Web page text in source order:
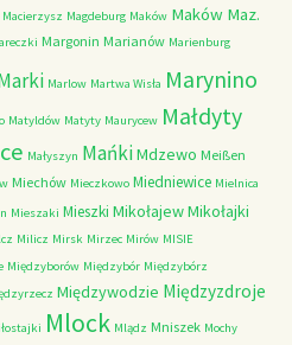
Macierzysz Magdeburg Maków Maków Maz.
Margonin Marianów Marienburg
Marlow Martwa Wisła Marynino
Matyldów Matyty Maurycew Małdyty
Małyszyn MańkiMdzewo Meißen
Miechów Mieczkowo Miedniewice Mielnica
Mieszaki Mieszki MikołajewMikołajki
Milicz Mirsk Mirzec Mirów MISIE
Międzyborów Międzybór Międzybórz
Międzywodzie Międzyzdroje
Mlock Mlądz Mniszek Mochy